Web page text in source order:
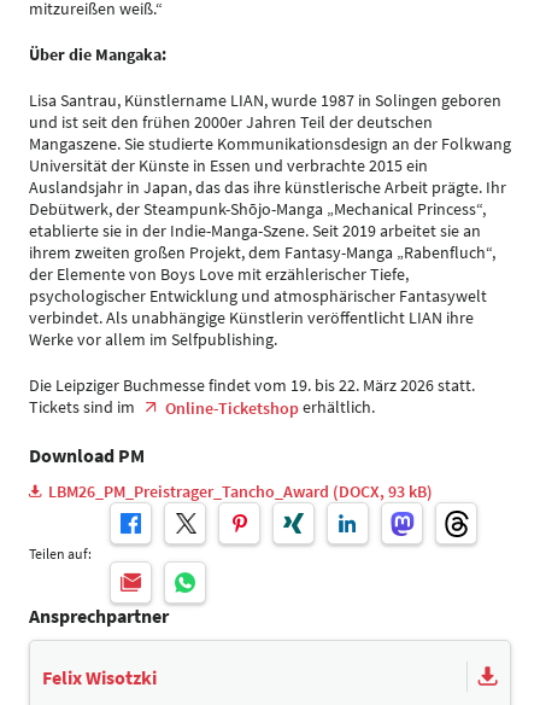
mitzureißen weiß.“
Über die Mangaka:
Lisa Santrau, Künstlername LIAN, wurde 1987 in Solingen geboren
und ist seit den frühen 2000er Jahren Teil der deutschen
Mangaszene. Sie studierte Kommunikationsdesign an der Folkwang
Universität der Künste in Essen und verbrachte 2015 ein
Auslandsjahr in Japan, das das ihre künstlerische Arbeit prägte. Ihr
Debütwerk, der Steampunk-Shōjo-Manga „Mechanical Princess“,
etablierte sie in der Indie-Manga-Szene. Seit 2019 arbeitet sie an
ihrem zweiten großen Projekt, dem Fantasy-Manga „Rabenfluch“,
der Elemente von Boys Love mit erzählerischer Tiefe,
psychologischer Entwicklung und atmosphärischer Fantasywelt
verbindet. Als unabhängige Künstlerin veröffentlicht LIAN ihre
Werke vor allem im Selfpublishing.
Die Leipziger Buchmesse findet vom 19. bis 22. März 2026 statt.
Tickets sind im
Online-Ticketshoperhältlich.
Download PM
LBM26_PM_Preistrager_Tancho_Award (DOCX, 93 kB)
Teilen auf:
Ansprechpartner
Felix Wisotzki